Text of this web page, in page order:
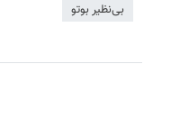
بی‌نظیر بوتو